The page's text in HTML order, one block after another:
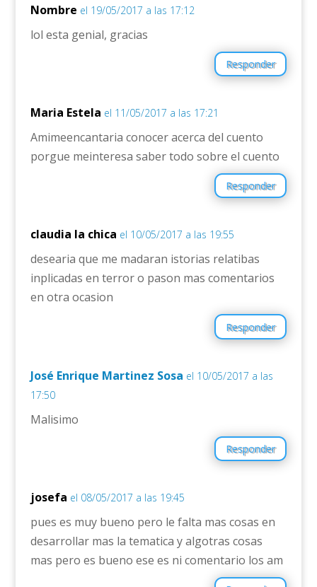
Nombre el 19/05/2017 a las 17:12
lol esta genial, gracias
Responder
Maria Estela el 11/05/2017 a las 17:21
Amimeencantaria conocer acerca del cuento
porgue meinteresa saber todo sobre el cuento
Responder
claudia la chica el 10/05/2017 a las 19:55
desearia que me madaran istorias relatibas
inplicadas en terror o pason mas comentarios
en otra ocasion
Responder
José Enrique Martinez Sosa el 10/05/2017 a las
17:50
Malisimo
Responder
josefa el 08/05/2017 a las 19:45
pues es muy bueno pero le falta mas cosas en
desarrollar mas la tematica y algotras cosas
mas pero es bueno ese es ni comentario los am